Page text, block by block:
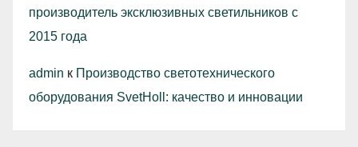
производитель эксклюзивных светильников с
2015 года
admin к Производство светотехнического
оборудования SvetHoll: качество и инновации